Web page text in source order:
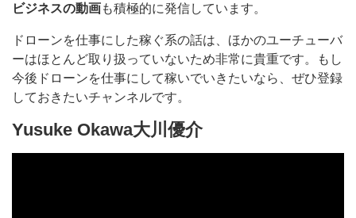
ビジネスの動画も積極的に発信しています。
ドローンを仕事にした稼ぐ系の話は、ほかのユーチューバ
ーはほとんど取り扱っていないため非常に貴重です。もし
今後ドローンを仕事にして稼いでいきたいなら、ぜひ登録
しておきたいチャンネルです。
Yusuke Okawa大川優介